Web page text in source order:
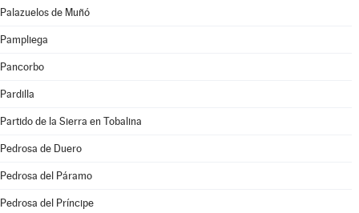
Palazuelos de Muñó
Pampliega
Pancorbo
Pardilla
Partido de la Sierra en Tobalina
Pedrosa de Duero
Pedrosa del Páramo
Pedrosa del Príncipe